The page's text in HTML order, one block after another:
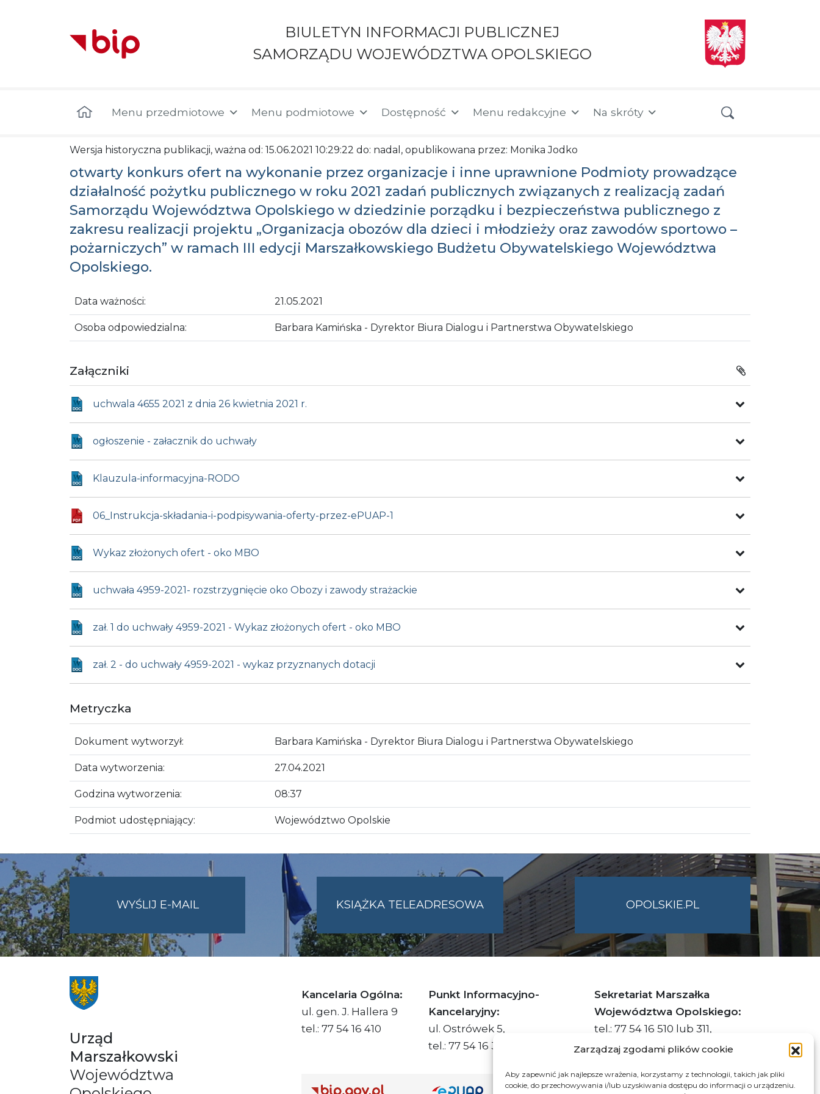
Zarządzaj zgodami plików cookie
Aby zapewnić jak najlepsze wrażenia, korzystamy z technologii, takich jak pliki
cookie, do przechowywania i/lub uzyskiwania dostępu do informacji o urządzeniu.
BIULETYN INFORMACJI PUBLICZNEJ
SAMORZĄDU WOJEWÓDZTWA OPOLSKIEGO
Menu przedmiotowe Menu podmiotowe Dostępność Menu redakcyjne Na skróty
Wersja historyczna publikacji, ważna od: 15.06.2021 10:29:22 do: nadal, opublikowana przez: Monika Jodko
otwarty konkurs ofert na wykonanie przez organizacje i inne uprawnione Podmioty prowadzące
działalność pożytku publicznego w roku 2021 zadań publicznych związanych z realizacją zadań
Samorządu Województwa Opolskiego w dziedzinie porządku i bezpieczeństwa publicznego z
zakresu realizacji projektu „Organizacja obozów dla dzieci i młodzieży oraz zawodów sportowo –
pożarniczych” w ramach III edycji Marszałkowskiego Budżetu Obywatelskiego Województwa
Opolskiego.
Data ważności: 21.05.2021
Osoba odpowiedzialna: Barbara Kamińska - Dyrektor Biura Dialogu i Partnerstwa Obywatelskiego
Załączniki
uchwala 4655 2021 z dnia 26 kwietnia 2021 r.
ogłoszenie - załacznik do uchwały
Klauzula-informacyjna-RODO
06_Instrukcja-składania-i-podpisywania-oferty-przez-ePUAP-1
Wykaz złożonych ofert - oko MBO
uchwała 4959-2021- rozstrzygnięcie oko Obozy i zawody strażackie
zał. 1 do uchwały 4959-2021 - Wykaz złożonych ofert - oko MBO
zał. 2 - do uchwały 4959-2021 - wykaz przyznanych dotacji
Metryczka
Dokument wytworzył: Barbara Kamińska - Dyrektor Biura Dialogu i Partnerstwa Obywatelskiego
Data wytworzenia: 27.04.2021
Godzina wytworzenia: 08:37
Podmiot udostępniający: Województwo Opolskie
WYŚLIJ E-MAILNA
UMWO@OPOLSKIE.PL
KSIĄŻKA TELEADRESOWA OPOLSKIE.PL
Urząd
Marszałkowski
Województwa
Kancelaria Ogólna:
ul. gen. J. Hallera 9
tel.: 77 54 16 410
Punkt Informacyjno-
Kancelaryjny:
ul. Ostrówek 5,
tel.: 77 54 16 332
Sekretariat Marszałka
Województwa Opolskiego:
tel.: 77 54 16 510 lub 311,
faks: 77 54 16 512
Adres ePUAP Urzędu: /q877fxtk55/SkrytkaESP